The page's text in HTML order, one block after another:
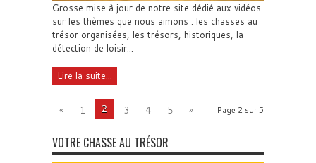
Grosse mise à jour de notre site dédié aux vidéos
sur les thèmes que nous aimons : les chasses au
trésor organisées, les trésors, historiques, la
détection de loisir...
Lire la suite...
Page 2 sur 5
« 1 2 3 4 5 »
VOTRE CHASSE AU TRÉSOR